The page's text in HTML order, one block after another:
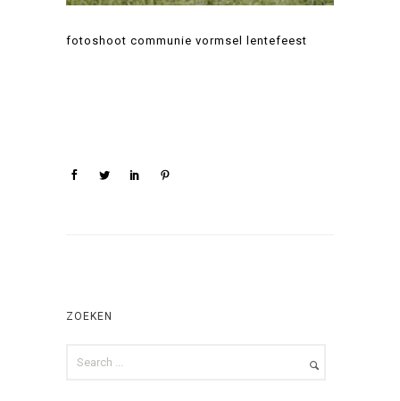
fotoshoot communie vormsel lentefeest
ZOEKEN